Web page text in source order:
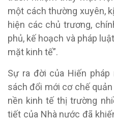
một cách thường xuyên,
hiện các chủ trương,
phủ, kế hoạch và pháp
mặt kinh tế”.
Sự ra đời của Hiến
sách đổi mới cơ chế
nền kinh tế thị trường
tiết của Nhà nước đã